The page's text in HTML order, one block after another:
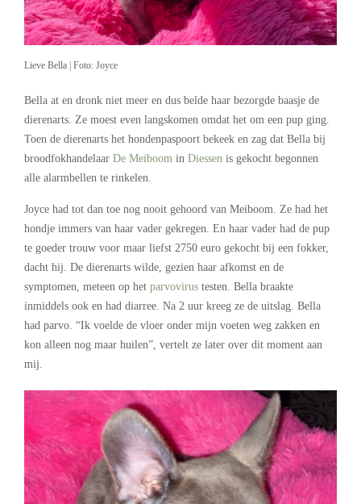
Lieve Bella | Foto: Joyce
Bella at en dronk niet meer en dus belde haar bezorgde baasje de
dierenarts. Ze moest even langskomen omdat het om een pup ging.
Toen de dierenarts het hondenpaspoort bekeek en zag dat Bella bij
broodfokhandelaar De Meiboom in Diessen is gekocht begonnen
alle alarmbellen te rinkelen.
Joyce had tot dan toe nog nooit gehoord van Meiboom. Ze had het
hondje immers van haar vader gekregen. En haar vader had de pup
te goeder trouw voor maar liefst 2750 euro gekocht bij een fokker,
dacht hij. De dierenarts wilde, gezien haar afkomst en de
symptomen, meteen op het parvovirus testen. Bella braakte
inmiddels ook en had diarree. Na 2 uur kreeg ze de uitslag. Bella
had parvo. “Ik voelde de vloer onder mijn voeten weg zakken en
kon alleen nog maar huilen”, vertelt ze later over dit moment aan
mij.